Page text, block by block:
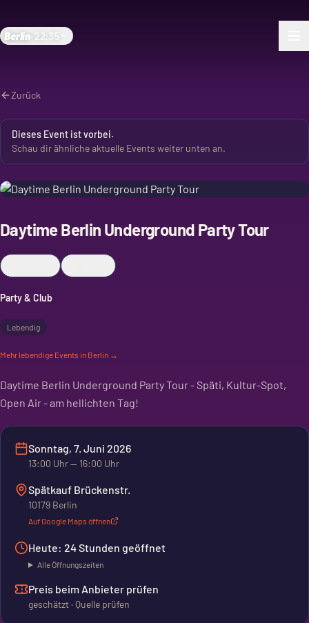
Berlin 22:35
Zurück
Dieses Event ist vorbei.
Schau dir ähnliche aktuelle Events weiter unten an.
Daytime Berlin Underground Party Tour
Party & Club
Lebendig
Mehr lebendige Events in Berlin →
Daytime Berlin Underground Party Tour - Späti, Kultur-Spot,
Open Air - am hellichten Tag!
Sonntag, 7. Juni 2026
13:00 Uhr— 16:00 Uhr
Spätkauf Brückenstr.
10179 Berlin
Auf Google Maps öffnen
Heute: 24 Stunden geöffnet
Alle Öffnungszeiten
Preis beim Anbieter prüfen
geschätzt · Quelle prüfen